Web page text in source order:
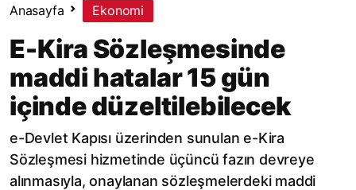
Anasayfa Ekonomi
E-Kira Sözleşmesinde
maddi hatalar 15 gün
içinde düzeltilebilecek
e-Devlet Kapısı üzerinden sunulan e-Kira
Sözleşmesi hizmetinde üçüncü fazın devreye
alınmasıyla, onaylanan sözleşmelerdeki maddi